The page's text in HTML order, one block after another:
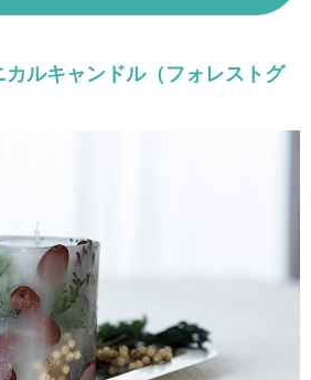
ルキャンドル（フォレストグ